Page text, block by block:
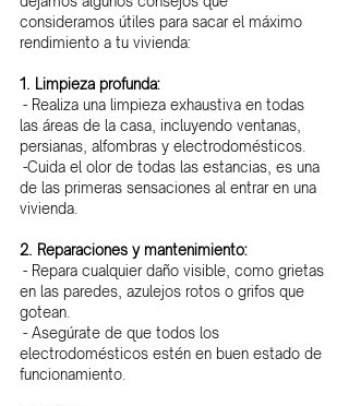
consideramos útiles para sacar el máximo
rendimiento a tu vivienda:
1. Limpieza profunda:
- Realiza una limpieza exhaustiva en todas
las áreas de la casa, incluyendo ventanas,
persianas, alfombras y electrodomésticos.
-Cuida el olor de todas las estancias, es una
de las primeras sensaciones al entrar en una
vivienda.
2. Reparaciones y mantenimiento:
- Repara cualquier daño visible, como grietas
en las paredes, azulejos rotos o grifos que
gotean.
- Asegúrate de que todos los
electrodomésticos estén en buen estado de
funcionamiento.